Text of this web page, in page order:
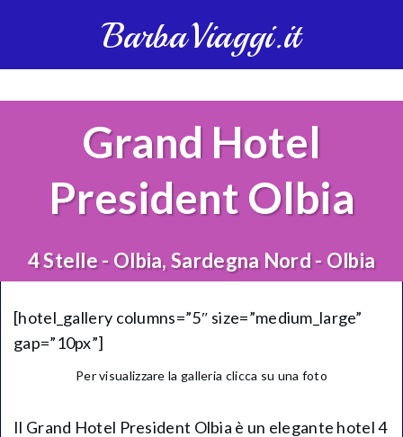
BarbaViaggi.it
Grand Hotel
President Olbia
4 Stelle - Olbia, Sardegna Nord - Olbia
[hotel_gallery columns=”5″ size=”medium_large”
gap=”10px”]
Per visualizzare la galleria clicca su una foto
Il Grand Hotel President Olbia è un elegante hotel 4